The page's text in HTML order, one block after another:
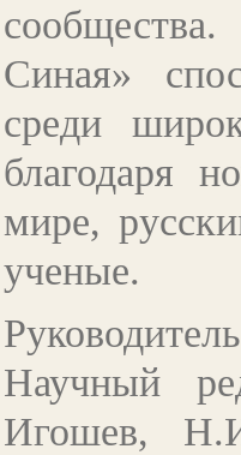
Синая»
среди
благодаря
мире,
ученые.
Научный
Игошев,